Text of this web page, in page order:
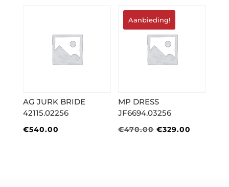
€540.00.
AG JURK BRIDE
42115.02256
€540.00
Aanbieding!
MP DRESS
JF6694.03256
€470.00 Oorspronkelijke
€329.00